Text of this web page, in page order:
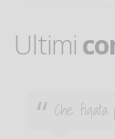
Ultimi
Ciao.